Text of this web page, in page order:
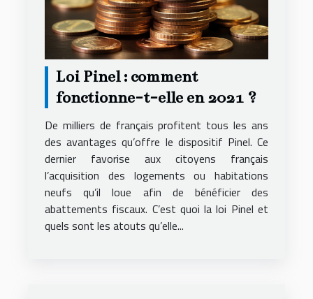
Loi Pinel : comment
fonctionne-t-elle en 2021 ?
De milliers de français profitent tous les ans
des avantages qu’offre le dispositif Pinel. Ce
dernier favorise aux citoyens français
l’acquisition des logements ou habitations
neufs qu’il loue afin de bénéficier des
abattements fiscaux. C’est quoi la loi Pinel et
quels sont les atouts qu’elle...